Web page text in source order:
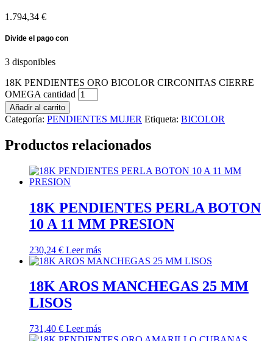
1.794,34 €
3 disponibles
18K PENDIENTES ORO BICOLOR CIRCONITAS CIERRE
OMEGA cantidad
Añadir al carrito
Categoría: PENDIENTES MUJER Etiqueta: BICOLOR
Productos relacionados
18K PENDIENTES PERLA BOTON
10 A 11 MM PRESION
230,24 € Leer más
18K AROS MANCHEGAS 25 MM
LISOS
731,40 € Leer más